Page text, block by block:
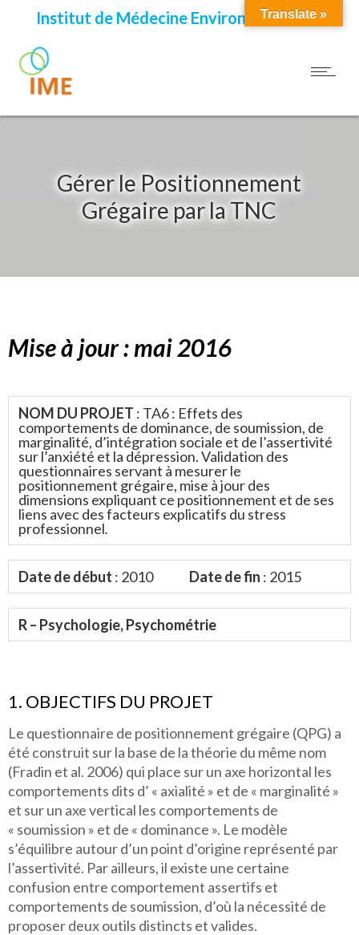
Institut de Médecine Environnementale
Gérer le Positionnement
Grégaire par la TNC
Mise à jour : mai 2016
NOM DU PROJET : TA6 : Effets des
comportements de dominance, de soumission, de
marginalité, d’intégration sociale et de l’assertivité
sur l’anxiété et la dépression. Validation des
questionnaires servant à mesurer le
positionnement grégaire, mise à jour des
dimensions expliquant ce positionnement et de ses
liens avec des facteurs explicatifs du stress
professionnel.
Date de début : 2010 Date de fin : 2015
R – Psychologie, Psychométrie
1. OBJECTIFS DU PROJET
Le questionnaire de positionnement grégaire (QPG) a
été construit sur la base de la théorie du même nom
(Fradin et al. 2006) qui place sur un axe horizontal les
comportements dits d’ « axialité » et de « marginalité »
et sur un axe vertical les comportements de
« soumission » et de « dominance ». Le modèle
s’équilibre autour d’un point d’origine représenté par
l’assertivité. Par ailleurs, il existe une certaine
confusion entre comportement assertifs et
comportements de soumission, d’où la nécessité de
proposer deux outils distincts et valides.
Translate »